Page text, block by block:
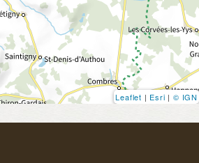
Leaflet | Esri | © IGN